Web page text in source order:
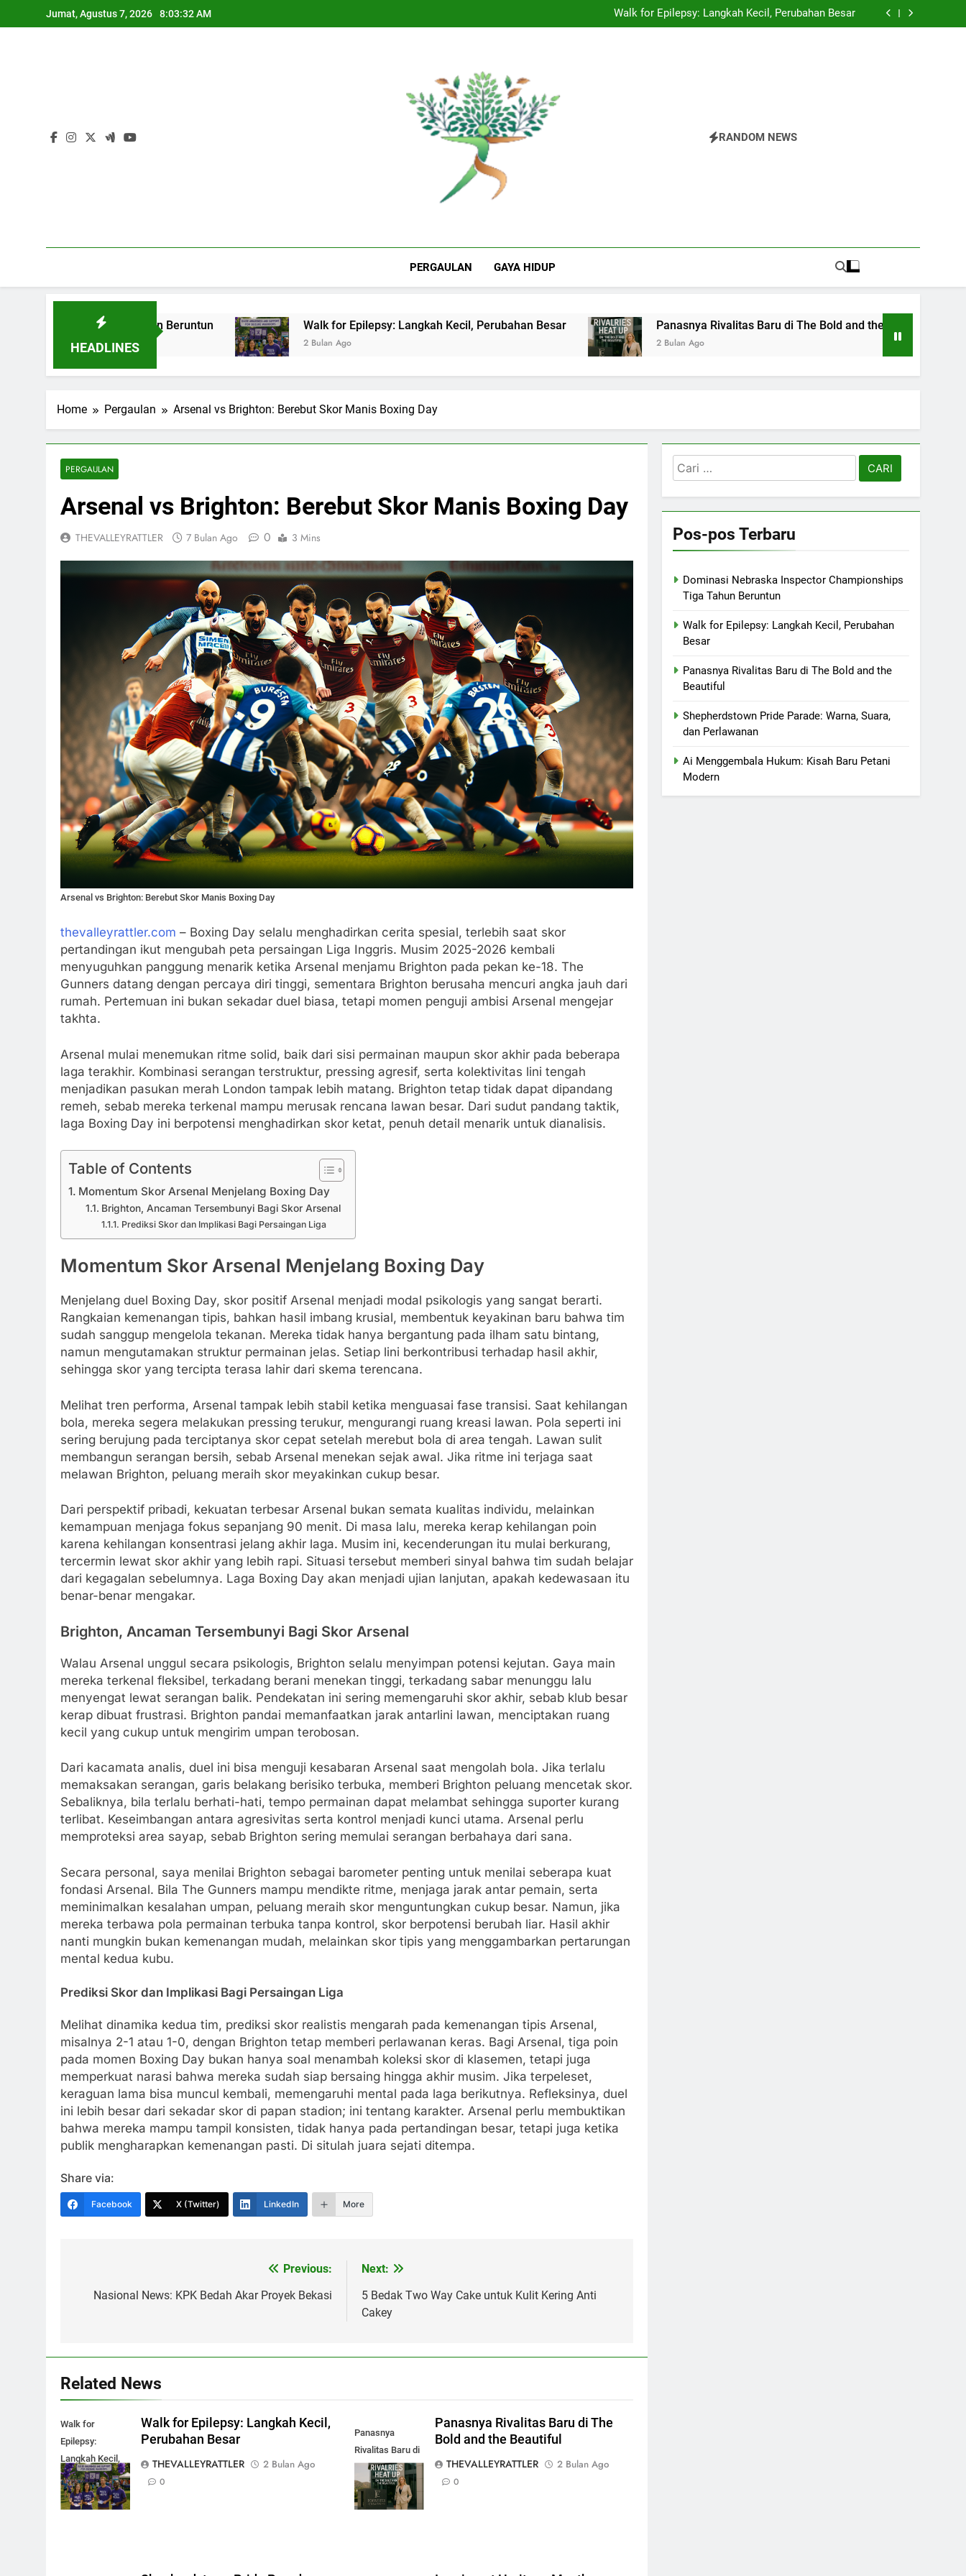
to
Jumat, Agustus 7, 2026 8:03:33 AM
Walk for Epilepsy: Langkah Kecil, Perubahan Besar
Panasnya Rivalitas Baru di The Bold and the Beautiful
The Valley Rattler
RANDOM NEWS
PERGAULAN GAYA HIDUP
HEADLINES
Tiga Tahun Beruntun Walk for Epilepsy: Langkah Kecil, Perubahan Besar
2 Bulan Ago
Panasnya Rivalitas Baru di The Bold and the Beautiful
2 Bulan Ago
Home Pergaulan Arsenal vs Brighton: Berebut Skor Manis Boxing Day
PERGAULAN
Arsenal vs Brighton: Berebut Skor Manis Boxing Day
THEVALLEYRATTLER 7 Bulan Ago 0 3 Mins
Arsenal vs Brighton: Berebut Skor Manis Boxing Day
thevalleyrattler.com – Boxing Day selalu menghadirkan cerita spesial, terlebih saat skor
pertandingan ikut mengubah peta persaingan Liga Inggris. Musim 2025-2026 kembali
menyuguhkan panggung menarik ketika Arsenal menjamu Brighton pada pekan ke-18. The
Gunners datang dengan percaya diri tinggi, sementara Brighton berusaha mencuri angka jauh dari
rumah. Pertemuan ini bukan sekadar duel biasa, tetapi momen penguji ambisi Arsenal mengejar
takhta.
Arsenal mulai menemukan ritme solid, baik dari sisi permainan maupun skor akhir pada beberapa
laga terakhir. Kombinasi serangan terstruktur, pressing agresif, serta kolektivitas lini tengah
menjadikan pasukan merah London tampak lebih matang. Brighton tetap tidak dapat dipandang
remeh, sebab mereka terkenal mampu merusak rencana lawan besar. Dari sudut pandang taktik,
laga Boxing Day ini berpotensi menghadirkan skor ketat, penuh detail menarik untuk dianalisis.
Table of Contents
Momentum Skor Arsenal Menjelang Boxing Day
Brighton, Ancaman Tersembunyi Bagi Skor Arsenal
Prediksi Skor dan Implikasi Bagi Persaingan Liga
Momentum Skor Arsenal Menjelang Boxing Day
Menjelang duel Boxing Day, skor positif Arsenal menjadi modal psikologis yang sangat berarti.
Rangkaian kemenangan tipis, bahkan hasil imbang krusial, membentuk keyakinan baru bahwa tim
sudah sanggup mengelola tekanan. Mereka tidak hanya bergantung pada ilham satu bintang,
namun mengutamakan struktur permainan jelas. Setiap lini berkontribusi terhadap hasil akhir,
sehingga skor yang tercipta terasa lahir dari skema terencana.
Melihat tren performa, Arsenal tampak lebih stabil ketika menguasai fase transisi. Saat kehilangan
bola, mereka segera melakukan pressing terukur, mengurangi ruang kreasi lawan. Pola seperti ini
sering berujung pada terciptanya skor cepat setelah merebut bola di area tengah. Lawan sulit
membangun serangan bersih, sebab Arsenal menekan sejak awal. Jika ritme ini terjaga saat
melawan Brighton, peluang meraih skor meyakinkan cukup besar.
Dari perspektif pribadi, kekuatan terbesar Arsenal bukan semata kualitas individu, melainkan
kemampuan menjaga fokus sepanjang 90 menit. Di masa lalu, mereka kerap kehilangan poin
karena kehilangan konsentrasi jelang akhir laga. Musim ini, kecenderungan itu mulai berkurang,
tercermin lewat skor akhir yang lebih rapi. Situasi tersebut memberi sinyal bahwa tim sudah belajar
dari kegagalan sebelumnya. Laga Boxing Day akan menjadi ujian lanjutan, apakah kedewasaan itu
benar-benar mengakar.
Brighton, Ancaman Tersembunyi Bagi Skor Arsenal
Walau Arsenal unggul secara psikologis, Brighton selalu menyimpan potensi kejutan. Gaya main
mereka terkenal fleksibel, terkadang berani menekan tinggi, terkadang sabar menunggu lalu
menyengat lewat serangan balik. Pendekatan ini sering memengaruhi skor akhir, sebab klub besar
kerap dibuat frustrasi. Brighton pandai memanfaatkan jarak antarlini lawan, menciptakan ruang
kecil yang cukup untuk mengirim umpan terobosan.
Dari kacamata analis, duel ini bisa menguji kesabaran Arsenal saat mengolah bola. Jika terlalu
memaksakan serangan, garis belakang berisiko terbuka, memberi Brighton peluang mencetak skor.
Sebaliknya, bila terlalu berhati-hati, tempo permainan dapat melambat sehingga suporter kurang
terlibat. Keseimbangan antara agresivitas serta kontrol menjadi kunci utama. Arsenal perlu
memproteksi area sayap, sebab Brighton sering memulai serangan berbahaya dari sana.
Secara personal, saya menilai Brighton sebagai barometer penting untuk menilai seberapa kuat
fondasi Arsenal. Bila The Gunners mampu mendikte ritme, menjaga jarak antar pemain, serta
meminimalkan kesalahan umpan, peluang meraih skor menguntungkan cukup besar. Namun, jika
mereka terbawa pola permainan terbuka tanpa kontrol, skor berpotensi berubah liar. Hasil akhir
nanti mungkin bukan kemenangan mudah, melainkan skor tipis yang menggambarkan pertarungan
mental kedua kubu.
Prediksi Skor dan Implikasi Bagi Persaingan Liga
Melihat dinamika kedua tim, prediksi skor realistis mengarah pada kemenangan tipis Arsenal,
misalnya 2-1 atau 1-0, dengan Brighton tetap memberi perlawanan keras. Bagi Arsenal, tiga poin
pada momen Boxing Day bukan hanya soal menambah koleksi skor di klasemen, tetapi juga
memperkuat narasi bahwa mereka sudah siap bersaing hingga akhir musim. Jika terpeleset,
keraguan lama bisa muncul kembali, memengaruhi mental pada laga berikutnya. Refleksinya, duel
ini lebih besar dari sekadar skor di papan stadion; ini tentang karakter. Arsenal perlu membuktikan
bahwa mereka mampu tampil konsisten, tidak hanya pada pertandingan besar, tetapi juga ketika
publik mengharapkan kemenangan pasti. Di situlah juara sejati ditempa.
Share via:
Facebook X (Twitter) LinkedIn More
pos
Previous:
Nasional News: KPK Bedah Akar Proyek Bekasi
Next:
5 Bedak Two Way Cake untuk Kulit Kering Anti
Cakey
Related News
Walk for
Epilepsy:
Langkah Kecil,
Perubahan
Besar
Walk for Epilepsy: Langkah Kecil,
Perubahan Besar
THEVALLEYRATTLER
2 Bulan Ago
0
Panasnya
Rivalitas Baru di
The Bold and the
Beautiful
Panasnya Rivalitas Baru di The
Bold and the Beautiful
THEVALLEYRATTLER
2 Bulan Ago
0
Cari
untuk:
Pos-pos Terbaru
Dominasi Nebraska Inspector Championships
Tiga Tahun Beruntun
Walk for Epilepsy: Langkah Kecil, Perubahan
Besar
Panasnya Rivalitas Baru di The Bold and the
Beautiful
Shepherdstown Pride Parade: Warna, Suara,
dan Perlawanan
Ai Menggembala Hukum: Kisah Baru Petani
Modern